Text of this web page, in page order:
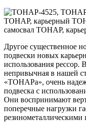
Другое существенное
подвески новых
использования рессор.
непривычная в нашей
«ТОНАРа», очень
подвеска с
Они воспринимают
поперечные нагрузки